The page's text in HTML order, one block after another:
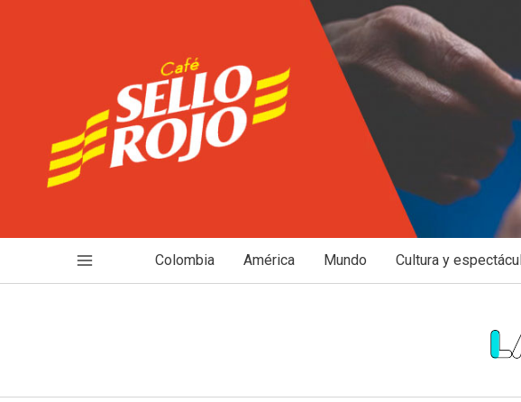
Colombia América Mundo Cultura y